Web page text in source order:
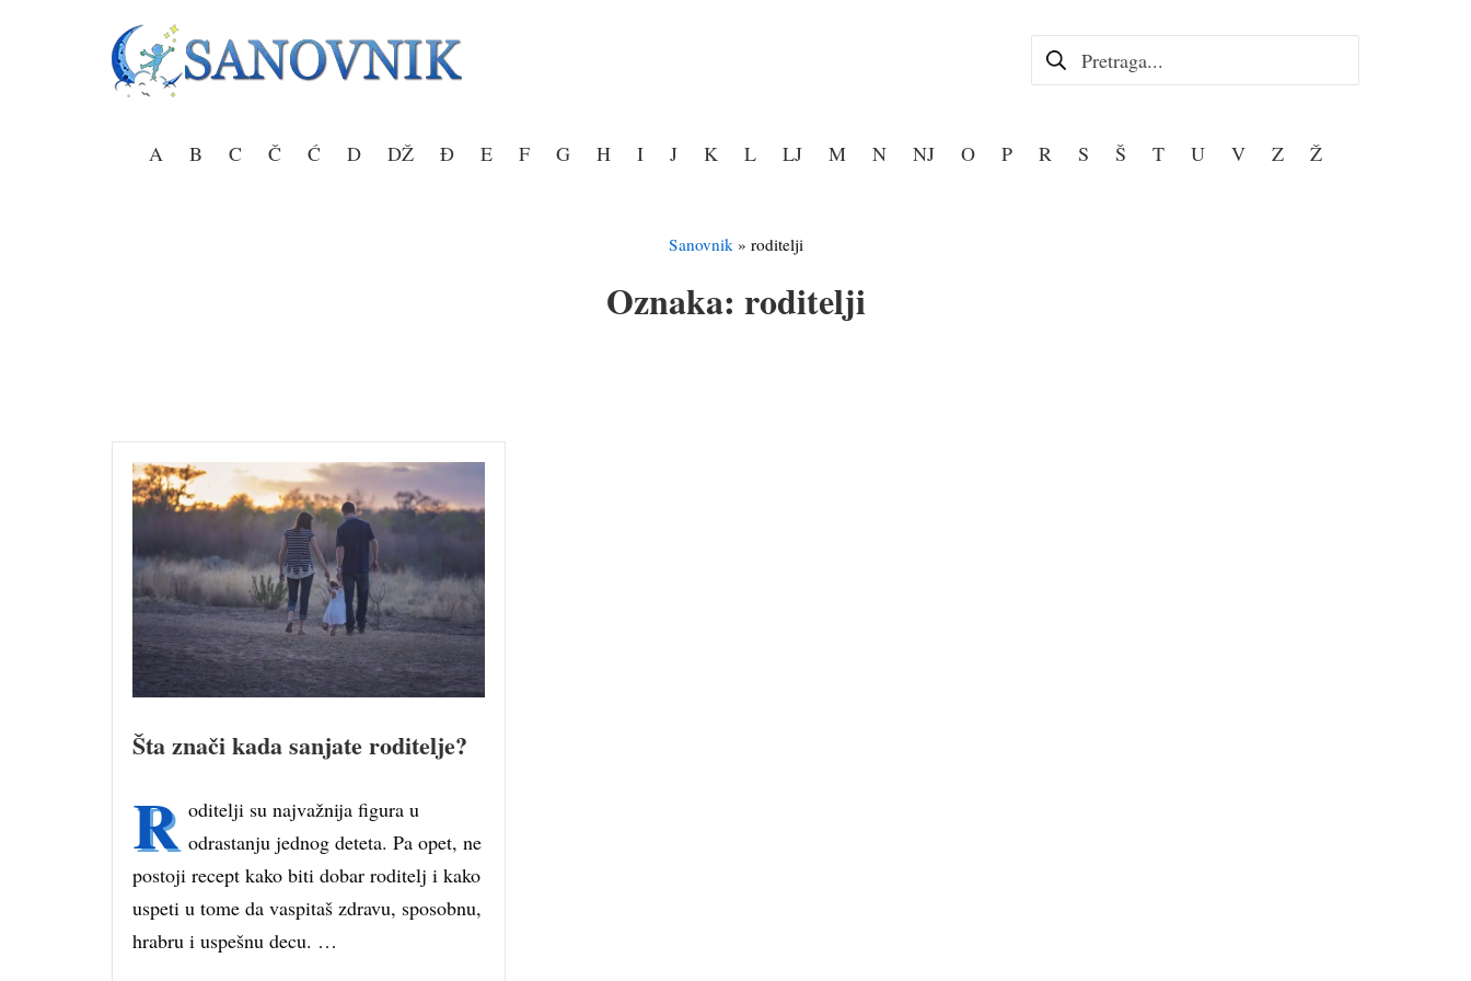
Pretraga za:
A B C Č Ć D DŽ Đ E F G H I J K L LJ M N NJ O P R S Š T U V Z Ž
Sanovnik» roditelji
Oznaka: roditelji
Šta znači kada sanjate roditelje?
R oditelji su najvažnija figura u
odrastanju jednog deteta. Pa opet, ne
postoji recept kako biti dobar roditelj i kako
uspeti u tome da vaspitaš zdravu, sposobnu,
hrabru i uspešnu decu. …